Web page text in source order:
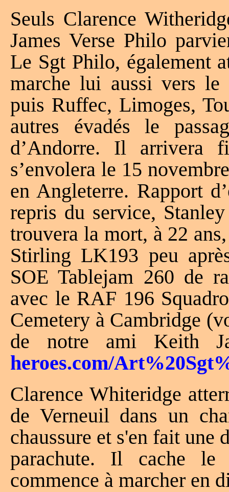
Seuls Clarence
James Verse Philo
Le Sgt Philo, également
marche lui aussi vers le
puis Ruffec, Limoges,
autres évadés le
d’Andorre. Il arrivera
s’envolera le 15
en Angleterre. Rapport
repris du service,
trouvera la mort, à 22
Stirling LK193 peu
SOE Tablejam 260 de
avec le RAF 196
Cemetery à Cambridge
de notre ami Keith
heroes.com/
Clarence Whiteridge
de Verneuil dans un
chaussure et s'en fait une
parachute. Il cache le
commence à marcher en